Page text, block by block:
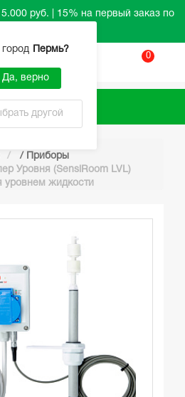
руб. | 15% на первый заказ по
Пермь?
Да, верно
другой
0
Каталог
/ Приборы
Уровня (SensiRoom LVL)
уровнем жидкости